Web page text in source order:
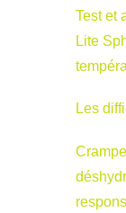
Test et
Lite
Les